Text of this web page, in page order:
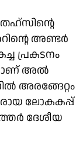
തഹ്‌സിൻ്റെ
അണ്ടർ
പ്രകടനം
അൽ
അരങ്ങേറ്റം
ലോകകപ്പ്
ദേശീയ